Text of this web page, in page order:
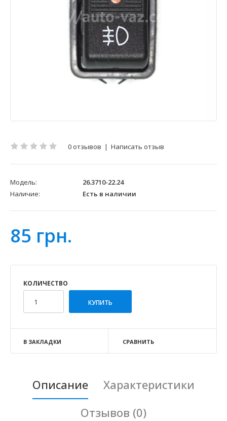
0 отзывов | Написать отзыв
Модель:
26.3710-22.24
Наличие:
Есть в наличии
85 грн.
КОЛИЧЕСТВО
В ЗАКЛАДКИ СРАВНИТЬ
Описание
Характеристики
Отзывов (0)